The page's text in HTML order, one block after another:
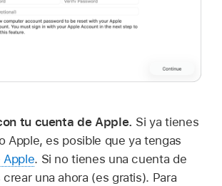
tu cuenta de Apple. Si ya tienes
Apple, es posible que ya tengas
Apple. Si no tienes una cuenta de
una ahora (es gratis). Para